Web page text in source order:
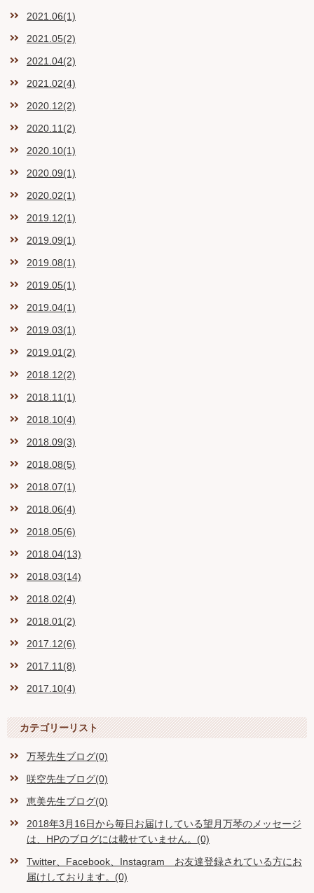
2021.06(1)
2021.05(2)
2021.04(2)
2021.02(4)
2020.12(2)
2020.11(2)
2020.10(1)
2020.09(1)
2020.02(1)
2019.12(1)
2019.09(1)
2019.08(1)
2019.05(1)
2019.04(1)
2019.03(1)
2019.01(2)
2018.12(2)
2018.11(1)
2018.10(4)
2018.09(3)
2018.08(5)
2018.07(1)
2018.06(4)
2018.05(6)
2018.04(13)
2018.03(14)
2018.02(4)
2018.01(2)
2017.12(6)
2017.11(8)
2017.10(4)
カテゴリーリスト
万琴先生ブログ(0)
咲空先生ブログ(0)
恵美先生ブログ(0)
2018年3月16日から毎日お届けしている望月万琴のメッセージ
は、HPのブログには載せていません。(0)
Twitter、Facebook、Instagram お友達登録されている方にお
届けしております。(0)